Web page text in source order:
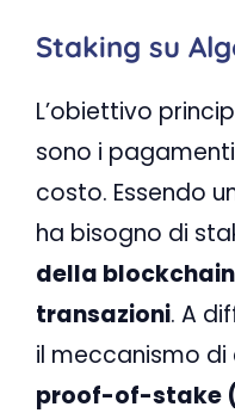
Staking su
L’obiettivo
sono i
costo. Essendo
ha bisogno di
della blockchain
transazioni. A
il meccanismo di
proof-of-stake